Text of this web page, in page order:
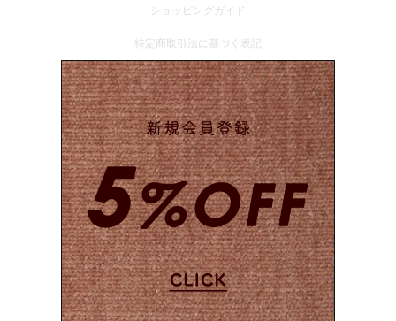
発売中 : Sister × OJOJO NAITŌ
発売中 : Sister × 前原光榮商店
新規会員登録で5%OFFクーポン配布
Summer Sale up to 60%OFF 開催中
ショッピングガイド
特定商取引法に基づく表記
プライバシーポリシー
お問い合わせ